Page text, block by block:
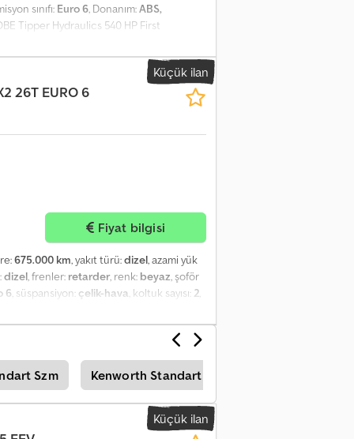
sınıfı: Euro 6 , Donanım:ABS,
Tipper Hydraulics 540 HP First
Dqo Aavsf Air Conditioning Cruise
Electric Axle Refrigerated Box Front
VOLVO Service History
Küçük ilan
26T EURO 6
Fiyat bilgisi
675.000 km, yakıt türü:dizel, azami yük
dizel, frenler: retarder, renk: beyaz, şoför
6, süspansiyon: çelik-hava, koltuk sayısı: 2,
(Yavaşlatıcı) YÖNLENDİRİLEBİLİR
Szm Kenworth Standart Szm
Küçük ilan